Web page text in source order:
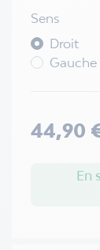
Sens
Droit
Gauche
44,90
En